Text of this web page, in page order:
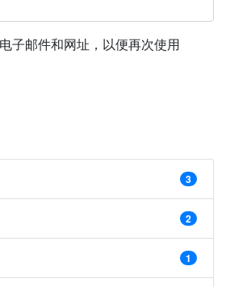
子邮件和网址，以便再次使用
3
2
1